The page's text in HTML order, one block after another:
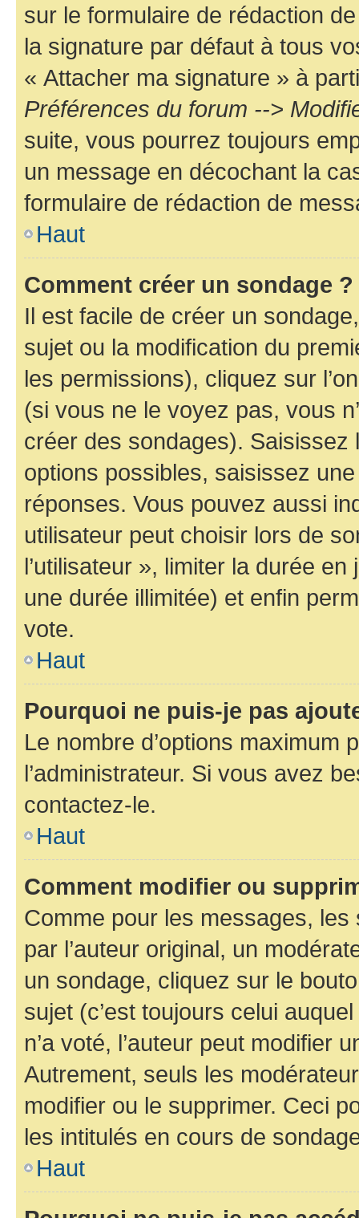
sur le formulaire de rédaction
la signature par défaut à tous
« Attacher ma signature » à
Préférences du forum -->
suite, vous pourrez toujours
un message en décochant la
formulaire de rédaction de
Haut
Comment créer un sondage ?
Il est facile de créer un
sujet ou la modification du
les permissions), cliquez sur
(si vous ne le voyez pas, vous
créer des sondages).
options possibles, saisissez
réponses. Vous pouvez aussi
utilisateur peut choisir lors de
l’utilisateur », limiter la durée
une durée illimitée) et enfin
vote.
Haut
Pourquoi ne puis-je pas
Le nombre d’options maximum
l’administrateur. Si vous avez
contactez-le.
Haut
Comment modifier ou
Comme pour les messages,
par l’auteur original, un
un sondage, cliquez sur le
sujet (c’est toujours celui
n’a voté, l’auteur peut modifier
Autrement, seuls les
modifier ou le supprimer. Ceci
les intitulés en cours de
Haut